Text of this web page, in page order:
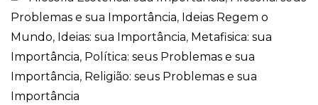
Problemas e sua Importância, Ideias Regem o
Mundo, Ideias: sua Importância, Metafisica: sua
Importância, Política: seus Problemas e sua
Importância, Religião: seus Problemas e sua
Importância